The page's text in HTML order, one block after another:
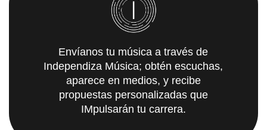
Envíanos tu música a través de
Independiza Música; obtén escuchas,
aparece en medios, y recibe
propuestas personalizadas que
IMpulsarán tu carrera.